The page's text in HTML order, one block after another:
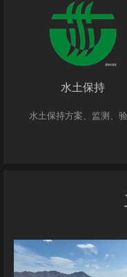
水土保持
水土保持方案、监测、